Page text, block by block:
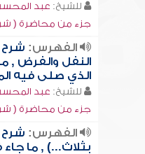
للشيخ: عبد
جزء من محاضرة ( شرح
الفهرس: شرح
النفل والفرض ,
الذي صلى فيه
للشيخ: عبد
جزء من محاضرة ( شرح
الفهرس: شرح
بثلاث...) , ما جاء